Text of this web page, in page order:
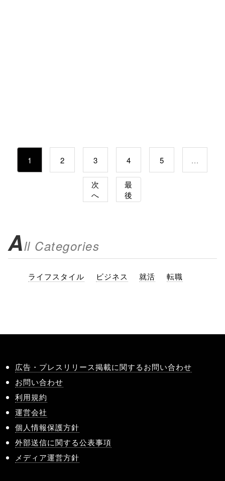
1 2 3 4 5 ...
次
へ
最
後
All Categories
ライフスタイル ビジネス 就活 転職
広告・プレスリリース掲載に関するお問い合わせ
お問い合わせ
利用規約
運営会社
個人情報保護方針
外部送信に関する公表事項
メディア運営方針